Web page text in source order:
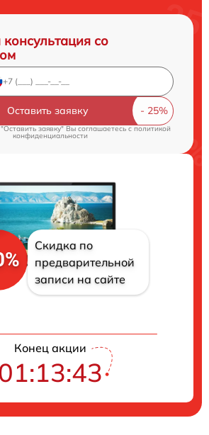
со
Оставить заявку
заявку" Вы соглашаетесь cполитикой
конфиденциальности
Скидка по
предварительной
записи на сайте
Конец акции